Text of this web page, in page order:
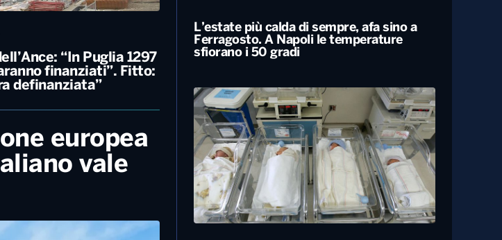
L’estate più calda di sempre, afa sino a